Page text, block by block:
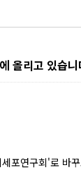
올리고 있습니
포연구회'로 바